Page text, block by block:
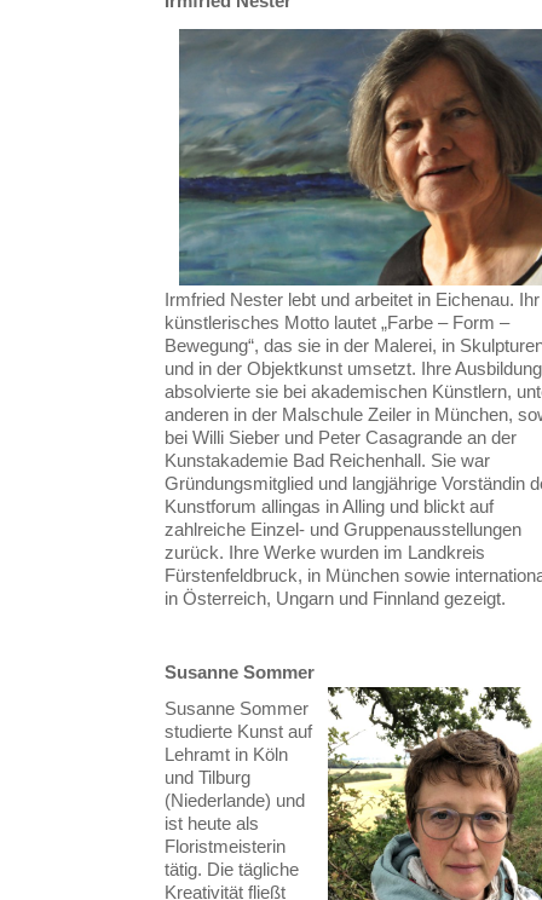
Irmfried Nester lebt und arbeitet in Eichenau. Ihr
künstlerisches Motto lautet „Farbe – Form –
Bewegung“, das sie in der Malerei, in
und in der Objektkunst umsetzt. Ihre Ausbildung
absolvierte sie bei akademischen Künstlern,
anderen in der Malschule Zeiler in München,
bei Willi Sieber und Peter Casagrande an der
Kunstakademie Bad Reichenhall. Sie war
Gründungsmitglied und langjährige Vorständin
Kunstforum allingas in Alling und blickt auf
zahlreiche Einzel- und Gruppenausstellungen
zurück. Ihre Werke wurden im Landkreis
Fürstenfeldbruck, in München sowie
in Österreich, Ungarn und Finnland gezeigt.
Susanne Sommer
Susanne Sommer
studierte Kunst auf
Lehramt in Köln
und Tilburg
(Niederlande) und
ist heute als
Floristmeisterin
tätig. Die tägliche
Kreativität fließt